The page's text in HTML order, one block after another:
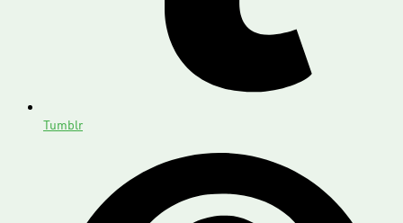
Tumblr